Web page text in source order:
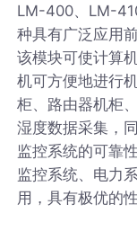
LM-400、LM-
种具有广泛应用
该模块可使计算
机可方便地进行
柜、路由器机柜
湿度数据采集，
监控系统的可靠
监控系统、电力
用，具有极优的性